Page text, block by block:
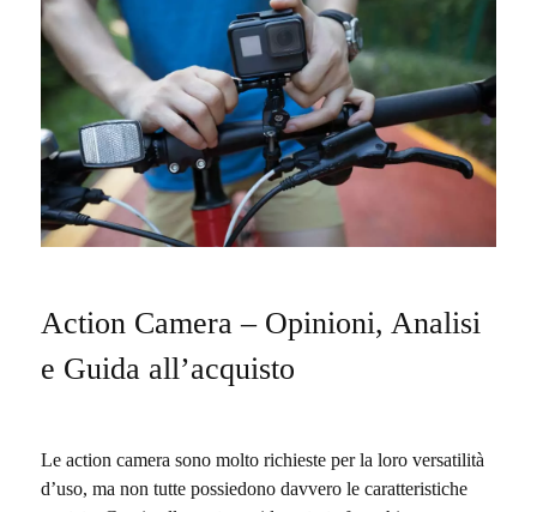
Action Camera – Opinioni, Analisi
e Guida all’acquisto
Le action camera sono molto richieste per la loro versatilità
d’uso, ma non tutte possiedono davvero le caratteristiche